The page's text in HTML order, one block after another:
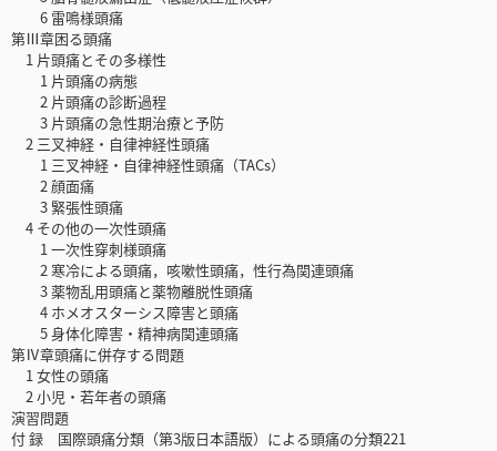
6 雷鳴様頭痛
第Ⅲ章困る頭痛
1 片頭痛とその多様性
1 片頭痛の病態
2 片頭痛の診断過程
3 片頭痛の急性期治療と予防
2 三叉神経・自律神経性頭痛
1 三叉神経・自律神経性頭痛（TACs）
2 顔面痛
3 緊張性頭痛
4 その他の一次性頭痛
1 一次性穿刺様頭痛
2 寒冷による頭痛，咳嗽性頭痛，性行為関連頭痛
3 薬物乱用頭痛と薬物離脱性頭痛
4 ホメオスターシス障害と頭痛
5 身体化障害・精神病関連頭痛
第Ⅳ章頭痛に併存する問題
1 女性の頭痛
2 小児・若年者の頭痛
演習問題
付 録 国際頭痛分類（第3版日本語版）による頭痛の分類221